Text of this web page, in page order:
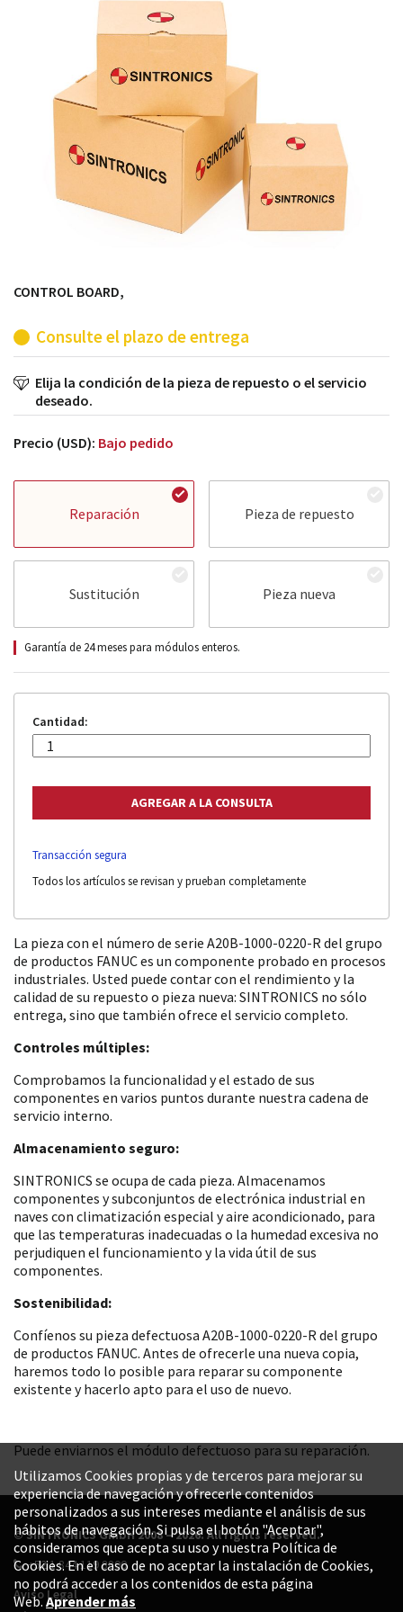
módulos antiguos a un alto nivel técnico o sustitución
de módulos descontinuados por módulos del propio
CONTROL BOARD,
Consulte el plazo de entrega
Elija la condición de la pieza de repuesto o el servicio
deseado.
Precio (USD): Bajo pedido
Reparación Pieza de repuesto
Sustitución Pieza nueva
Garantía de 24 meses para módulos enteros.
Cantidad:
Transacción segura
Todos los artículos se revisan y prueban completamente
La pieza con el número de serie A20B-1000-0220-R del grupo
de productos FANUC es un componente probado en procesos
industriales. Usted puede contar con el rendimiento y la
calidad de su repuesto o pieza nueva: SINTRONICS no sólo
entrega, sino que también ofrece el servicio completo.
Controles múltiples:
Comprobamos la funcionalidad y el estado de sus
componentes en varios puntos durante nuestra cadena de
servicio interno.
Almacenamiento seguro:
SINTRONICS se ocupa de cada pieza. Almacenamos
componentes y subconjuntos de electrónica industrial en
naves con climatización especial y aire acondicionado, para
que las temperaturas inadecuadas o la humedad excesiva no
perjudiquen el funcionamiento y la vida útil de sus
componentes.
Sostenibilidad:
Confíenos su pieza defectuosa A20B-1000-0220-R del grupo
de productos FANUC. Antes de ofrecerle una nueva copia,
haremos todo lo posible para reparar su componente
existente y hacerlo apto para el uso de nuevo.
Puede enviarnos el módulo defectuoso para su reparación.
© SINTRONICS GmbH 2008 – 2026. All rights reserved.
+52 1 844 119 8800
Aviso Legal
Utilizamos Cookies propias y de terceros para mejorar su
experiencia de navegación y ofrecerle contenidos
personalizados a sus intereses mediante el análisis de sus
hábitos de navegación. Si pulsa el botón "Aceptar",
consideramos que acepta su uso y nuestra Política de
Cookies. En el caso de no aceptar la instalación de Cookies,
no podrá acceder a los contenidos de esta página
Web.Aprender más